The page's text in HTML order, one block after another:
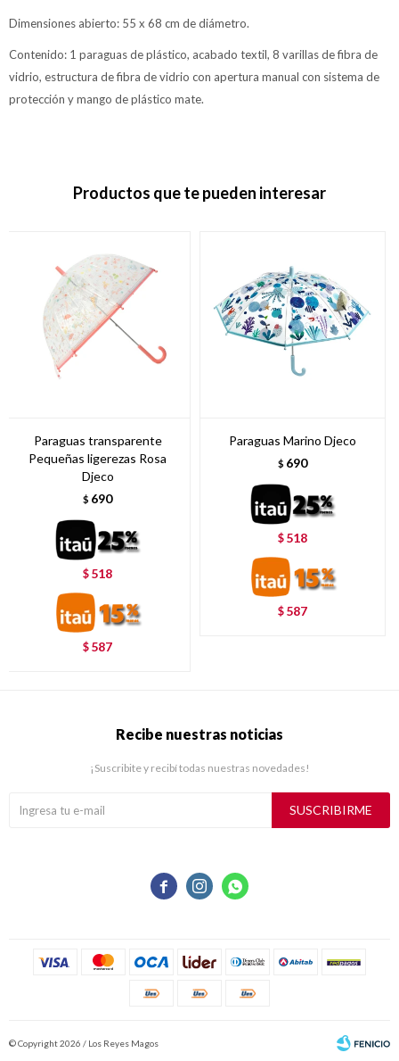
Dimensiones abierto: 55 x 68 cm de diámetro.
Contenido: 1 paraguas de plástico, acabado textil, 8 varillas de fibra de
vidrio, estructura de fibra de vidrio con apertura manual con sistema de
protección y mango de plástico mate.
Productos que te pueden interesar
Paraguas transparente
Pequeñas ligerezas Rosa
Djeco
$ 690
$ 518
$ 587
Paraguas Marino Djeco
$ 690
$ 518
$ 587
  
Recibe nuestras noticias
¡Suscribite y recibí todas nuestras novedades!
SUSCRIBIRME
© Copyright 2026 / Los Reyes Magos